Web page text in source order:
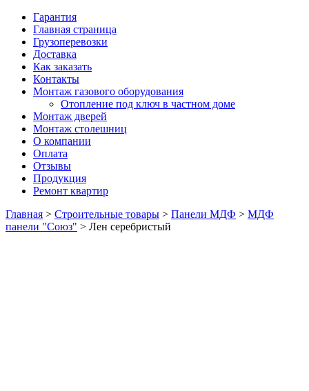
Гарантия
Главная страница
Грузоперевозки
Доставка
Как заказать
Контакты
Монтаж газового оборудования
Отопление под ключ в частном доме
Монтаж дверей
Монтаж столешниц
О компании
Оплата
Отзывы
Продукция
Ремонт квартир
Главная > Строительные товары > Панели МДФ > МДФ
панели "Союз" > Лен серебристый